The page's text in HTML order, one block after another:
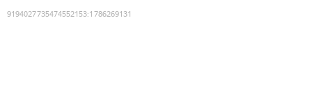
9194027735474552153:1786269131